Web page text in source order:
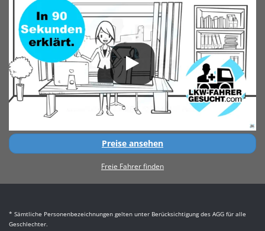
Preise ansehen
Freie Fahrer finden
* Sämtliche Personenbezeichnungen gelten unter Berücksichtigung des AGG für alle
Geschlechter.